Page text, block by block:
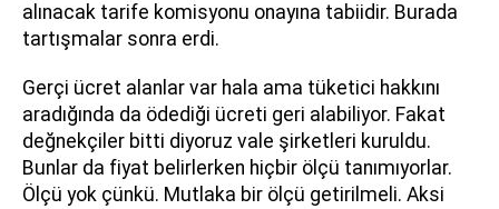
alınacak tarife komisyonu onayına tabiidir. Burada
tartışmalar sonra erdi.
Gerçi ücret alanlar var hala ama tüketici hakkını
aradığında da ödediği ücreti geri alabiliyor. Fakat
değnekçiler bitti diyoruz vale şirketleri kuruldu.
Bunlar da fiyat belirlerken hiçbir ölçü tanımıyorlar.
Ölçü yok çünkü. Mutlaka bir ölçü getirilmeli. Aksi